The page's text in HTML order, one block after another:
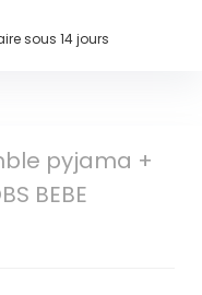
sous 14 jours
pyjama +
BEBE